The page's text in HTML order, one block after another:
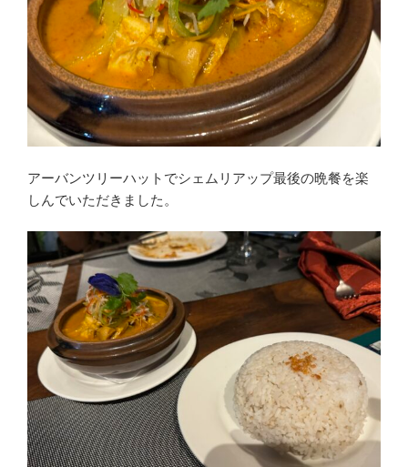
アーバンツリーハットでシェムリアップ最後の晩餐を楽
しんでいただきました。